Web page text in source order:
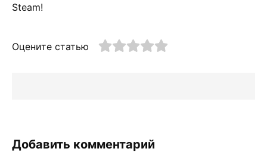
Steam!
Оцените статью
Добавить комментарий